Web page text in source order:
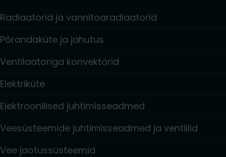
Radiaatorid ja vannitoaradiaatorid
Põrandaküte ja jahutus
Ventilaatoriga konvektorid
Elektriküte
Elektroonilised juhtimisseadmed
Veesüsteemide juhtimisseadmed ja ventiilid
Vee jaotussüsteemid